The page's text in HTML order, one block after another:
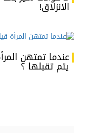
الانزلاق!
عندما تمتهن
يتم تقبلها ؟